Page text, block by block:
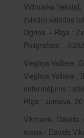
Vīdmarks
zviedru valodas
Ogriņa. - Rīga :
Poligrāfists. ,
Viegliņa-Valliete,
Viegliņa-Valliete ;
noformējums ;
Rīga : Jumava,
Vikmanis,
stāsts / Dāvids